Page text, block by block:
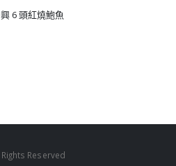
c
9
6 頭紅燒鮑魚
Reserved